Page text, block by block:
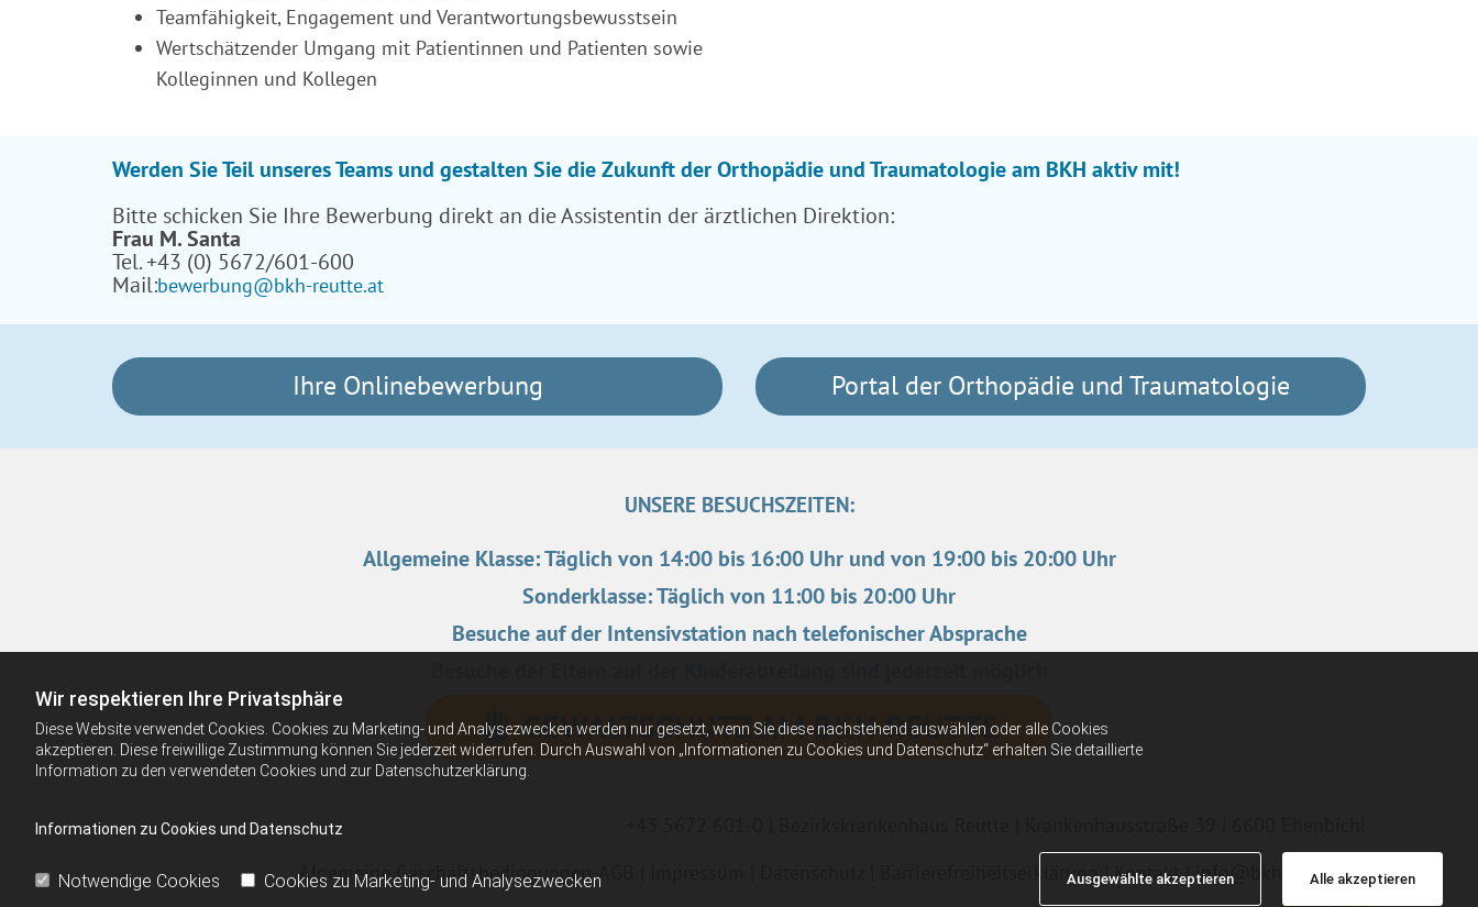
Wir respektieren Ihre Privatsphäre
Diese Website verwendet Cookies. Cookies zu Marketing- und Analysezwecken werden nur gesetzt, wenn Sie diese nachstehend auswählen oder alle Cookies
akzeptieren. Diese freiwillige Zustimmung können Sie jederzeit widerrufen. Durch Auswahl von „Informationen zu Cookies und Datenschutz“ erhalten Sie detaillierte
Information zu den verwendeten Cookies und zur Datenschutzerklärung.
Informationen zu Cookies und Datenschutz
Notwendige Cookies Cookies zu Marketing- und Analysezwecken Ausgewählte akzeptieren Alle akzeptieren
Teamfähigkeit, Engagement und Verantwortungsbewusstsein
Wertschätzender Umgang mit Patientinnen und Patienten sowie
Kolleginnen und Kollegen
Werden Sie Teil unseres Teams und gestalten Sie die Zukunft der Orthopädie und Traumatologie am BKH aktiv mit!
Bitte schicken Sie Ihre Bewerbung direkt an die Assistentin der ärztlichen Direktion:
Frau M. Santa
Tel. +43 (0) 5672/601-600
Mail:bewerbung@bkh-reutte.at
Ihre Onlinebewerbung Portal der Orthopädie und Traumatologie
UNSERE BESUCHSZEITEN:
Allgemeine Klasse: Täglich von 14:00 bis 16:00 Uhr und von 19:00 bis 20:00 Uhr
Sonderklasse: Täglich von 11:00 bis 20:00 Uhr
Besuche auf der Intensivstation nach telefonischer Absprache
GEWALTSCHUTZ AM BKH REUTTE
Algemeine Geschäftsbedingungen-AGB
Barrierefreiheitserklärung|Kontakt|info@bkh-reutte.at